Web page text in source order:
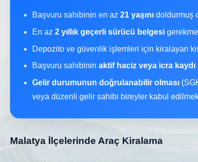
Başvuru sahibinin en az 21 yaşını doldurmuş
En az 2 yıllık geçerli sürücü belgesi
Depozito ve güvenlik işlemleri için kiralayan
Başvuru sahibinin aktif haciz veya icra kaydı
Gelir durumunun doğrulanabilir olması
veya düzenli gelir sahibi bireyler kabul
Malatya İlçelerinde Araç Kiralama